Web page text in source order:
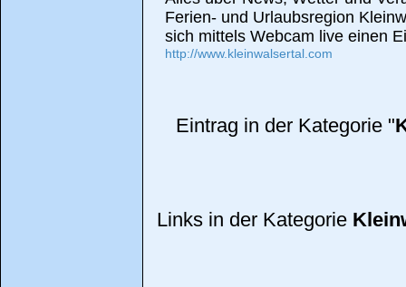
Ferien- und Urlaubsregion
sich mittels Webcam live einen
http://www.kleinwalsertal.com
Eintrag in der Kategorie "
Links in der Kategorie